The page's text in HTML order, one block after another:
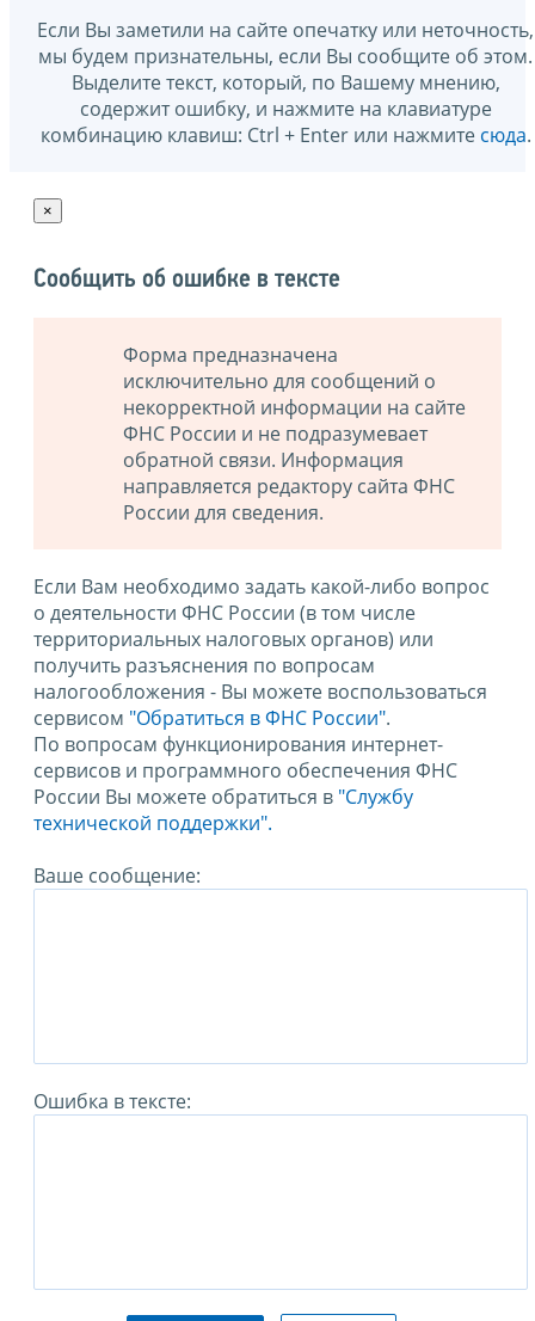
Если Вы заметили на сайте опечатку или неточность,
мы будем признательны, если Вы сообщите об этом.
Выделите текст, который, по Вашему мнению,
содержит ошибку, и нажмите на клавиатуре
комбинацию клавиш: Ctrl + Enter или нажмите сюда.
×
Сообщить об ошибке в тексте
Форма предназначена
исключительно для сообщений о
некорректной информации на сайте
ФНС России и не подразумевает
обратной связи. Информация
направляется редактору сайта ФНС
России для сведения.
Если Вам необходимо задать какой-либо вопрос
о деятельности ФНС России (в том числе
территориальных налоговых органов) или
получить разъяснения по вопросам
налогообложения - Вы можете воспользоваться
сервисом "Обратиться в ФНС России".
По вопросам функционирования интернет-
сервисов и программного обеспечения ФНС
России Вы можете обратиться в "Службу
технической поддержки".
Ваше сообщение:
Ошибка в тексте: